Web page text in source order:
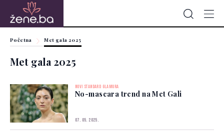
Početna Met gala 2025
Met gala 2025
NOVI STANDARD GLAMURA
No-mascara trend na Met Gali
07. 05. 2025.